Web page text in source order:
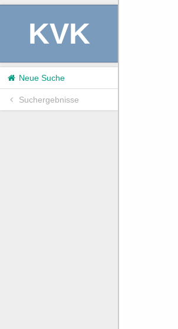
KVK
Neue Suche
Suchergebnisse